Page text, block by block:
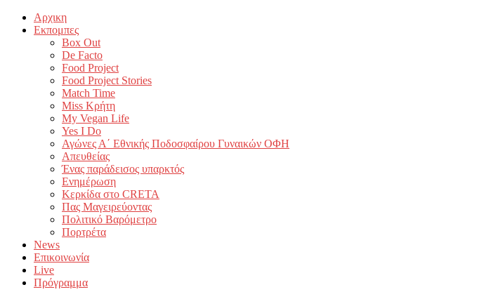
Αρχικη
Εκπομπες
Box Out
De Facto
Food Project
Food Project Stories
Match Time
Miss Κρήτη
My Vegan Life
Yes I Do
Αγώνες Α΄ Εθνικής Ποδοσφαίρου Γυναικών ΟΦΗ
Απευθείας
Ένας παράδεισος υπαρκτός
Ενημέρωση
Κερκίδα στο CRETA
Πας Μαγειρεύοντας
Πολιτικό Βαρόμετρο
Πορτρέτα
News
Επικοινωνία
Live
Πρόγραμμα